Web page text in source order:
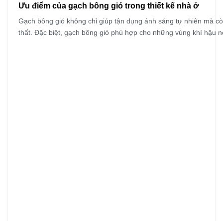
Ưu điểm của gạch bông gió trong thiết kế nhà ở
Gạch bông gió không chỉ giúp tận dụng ánh sáng tự nhiên mà
thất. Đặc biệt, gạch bông gió phù hợp cho những vùng khí hậu